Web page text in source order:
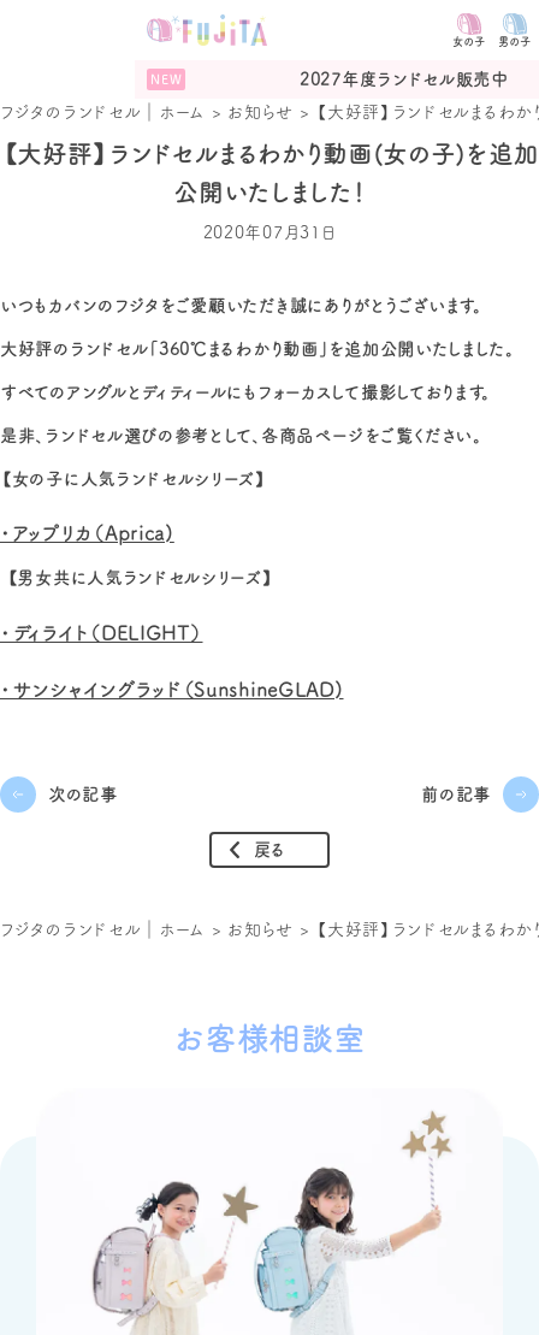
女の子 男の子
2027年度ランドセル販売中
フジタのランドセル｜ホーム
> お知らせ > 【大好評】ランドセルまるわ
【大好評】ランドセルまるわかり動画(女の子)を追加
公開いたしました！
2020年07月31日
いつもカバンのフジタをご愛顧いただき誠にありがとうございます。
大好評のランドセル「360℃まるわかり動画」を追加公開いたしました。
すべてのアングルとディティールにもフォーカスして撮影しております。
是非、ランドセル選びの参考として、各商品ページをご覧ください。
【女の子に人気ランドセルシリーズ】
・アップリカ（Aprica)
【男女共に人気ランドセルシリーズ】
・ディライト（DELIGHT）
・サンシャイングラッド（SunshineGLAD)
次の記事 前の記事
戻る
フジタのランドセル｜ホーム > お知らせ > 【大好評】ランドセルまるわ
お客様相談室